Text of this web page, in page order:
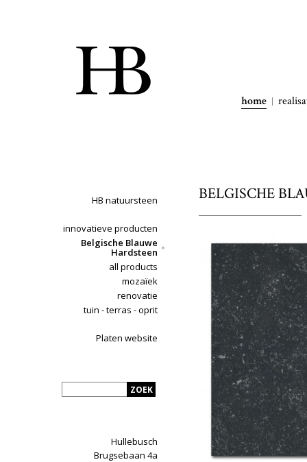
home
HB natuursteen
innovatieve producten
Belgische Blauwe
Hardsteen
all products
mozaïek
renovatie
tuin - terras - oprit
Platen website
Hullebusch
Brugsebaan 4a
BELGISCHE